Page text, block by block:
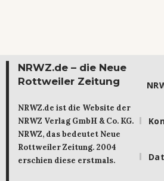
NRWZ.de – die Neue
Rottweiler Zeitung
NRWZ.de ist die Website der
NRWZ Verlag GmbH & Co. KG.
NRWZ, das bedeutet Neue
Rottweiler Zeitung. 2004
erschien diese erstmals.